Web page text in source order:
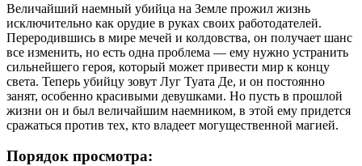
Величайший наемный убийца на Земле прожил жизнь
исключительно как орудие в руках своих работодателей.
Переродившись в мире мечей и колдовства, он получает шанс
все изменить, но есть одна проблема — ему нужно устранить
сильнейшего героя, который может привести мир к концу
света. Теперь убийцу зовут Луг Туата Де, и он постоянно
занят, особенно красивыми девушками. Но пусть в прошлой
жизни он и был величайшим наемником, в этой ему придется
сражаться против тех, кто владеет могущественной магией.
Порядок просмотра: